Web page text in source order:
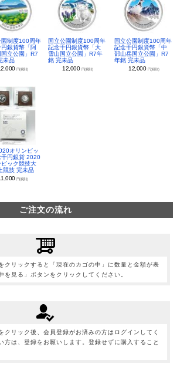
園制度100周年
銀貨幣「阿
立公園」R7
未品
円(税別)
国立公園制度100周年
記念千円銀貨幣「大
雪山国立公園」R7年
銘 完未品
12,000 円(税別)
国立公園制度100周年
記念千円銀貨幣「中
部山岳国立公園」R7
年銘 完未品
12,000 円(税別)
オリンピッ
千円銀貨 2020
ピック競技大
競技 完未品
円(税別)
ご注文の流れ
クリックすると「現在のカゴの中」に数量と金額が表
を見る」ボタンをクリックしてください。
クリック後、会員登録がお済みの方はログインしてく
方は、登録をお願いします。登録せずに購入すること